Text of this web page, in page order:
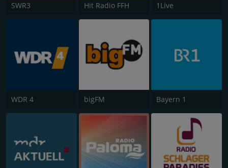
SWR3 Hit Radio FFH 1Live
WDR 4 bigFM Bayern 1